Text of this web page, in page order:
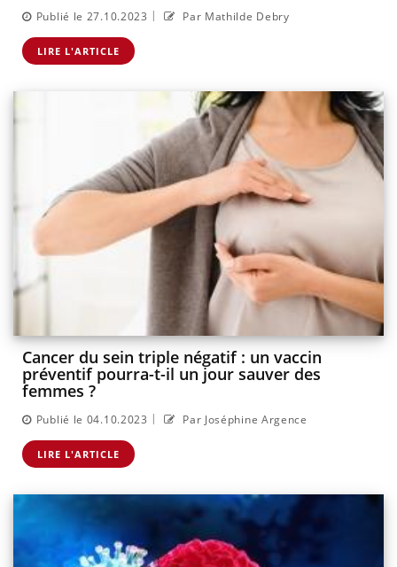
Publié le 27.10.2023 | Par Mathilde Debry
LIRE L'ARTICLE
Cancer du sein triple négatif : un vaccin
préventif pourra-t-il un jour sauver des
femmes ?
Publié le 04.10.2023 | Par Joséphine Argence
LIRE L'ARTICLE